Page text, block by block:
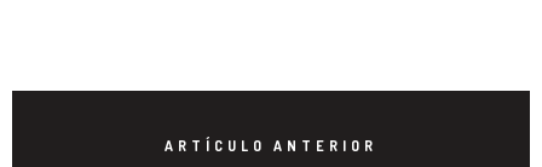
ARTÍCULO ANTERIOR